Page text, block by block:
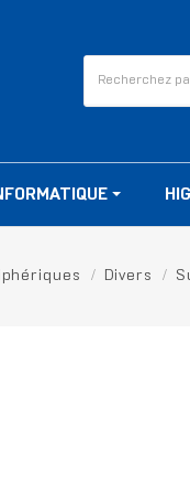
Divers